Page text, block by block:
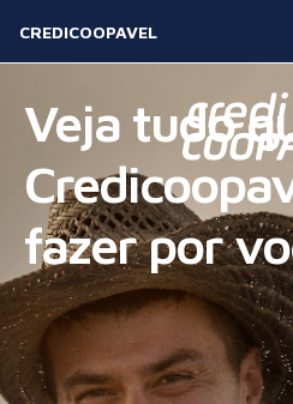
CREDICOOPAVEL
Veja tudo
fazer por